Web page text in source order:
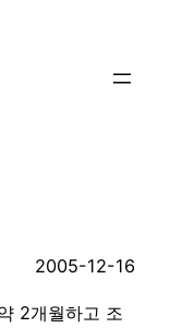
2005-12-16
2개월하고 조